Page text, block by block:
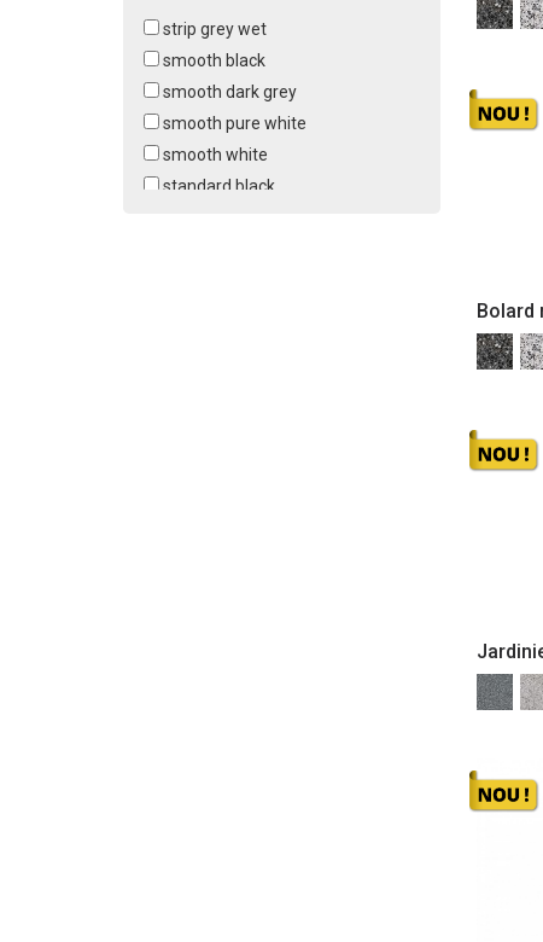
strip grey wet
smooth black
smooth dark grey
smooth pure white
smooth white
standard black
Bolard